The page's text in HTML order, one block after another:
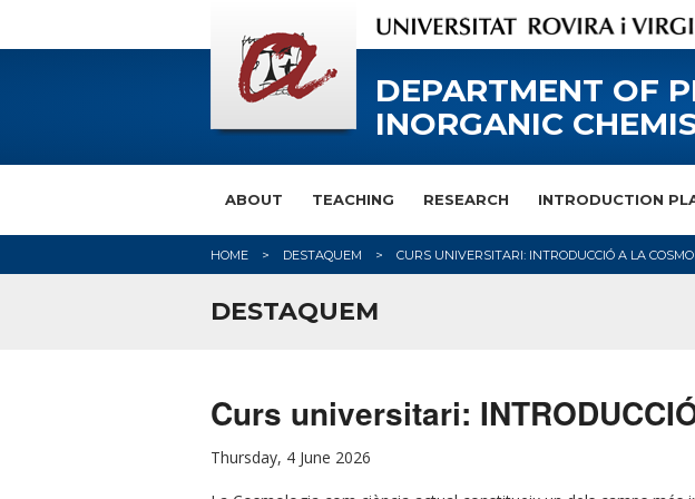
DEPARTMENT OF
INORGANIC
ABOUT TEACHING RESEARCH INTRODUCTION
HOME DESTAQUEM CURS UNIVERSITARI: INTRODUCCIÓ A LA
DESTAQUEM
Curs universitari:
Thursday, 4 June 2026